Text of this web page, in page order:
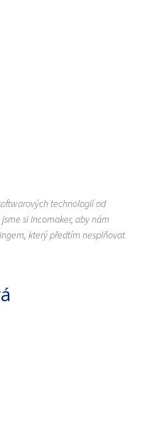
technologií od
si Incomaker, aby nám
který předtím nesplňovat